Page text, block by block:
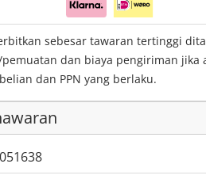
sebesar tawaran tertinggi
dan biaya pengiriman jika
dan PPN yang berlaku.